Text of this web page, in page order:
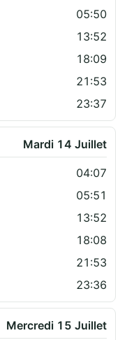
05:50
13:52
18:09
21:53
23:37
Mardi 14 Juillet
04:07
05:51
13:52
18:08
21:53
23:36
Mercredi 15 Juillet